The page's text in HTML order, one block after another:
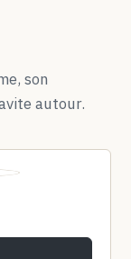
son
autour.